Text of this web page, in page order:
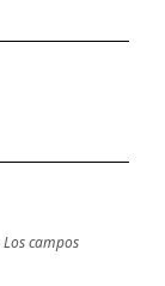
Los campos